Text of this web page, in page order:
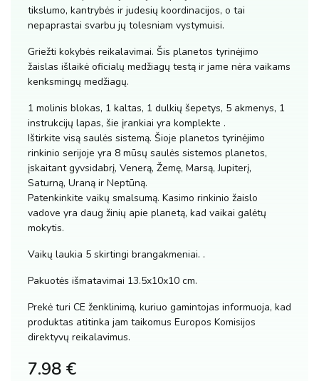
tikslumo, kantrybės ir judesių koordinacijos, o tai
nepaprastai svarbu jų tolesniam vystymuisi.
Griežti kokybės reikalavimai. Šis planetos tyrinėjimo
žaislas išlaikė oficialų medžiagų testą ir jame nėra vaikams
kenksmingų medžiagų.
1 molinis blokas, 1 kaltas, 1 dulkių šepetys, 5 akmenys, 1
instrukcijų lapas, šie įrankiai yra komplekte .
Ištirkite visą saulės sistemą. Šioje planetos tyrinėjimo
rinkinio serijoje yra 8 mūsų saulės sistemos planetos,
įskaitant gyvsidabrį, Venerą, Žemę, Marsą, Jupiterį,
Saturną, Uraną ir Neptūną.
Patenkinkite vaikų smalsumą. Kasimo rinkinio žaislo
vadove yra daug žinių apie planetą, kad vaikai galėtų
mokytis.
Vaikų laukia 5 skirtingi brangakmeniai. .
Pakuotės išmatavimai 13.5x10x10 cm.
Prekė turi CE ženklinimą, kuriuo gamintojas informuoja, kad
produktas atitinka jam taikomus Europos Komisijos
direktyvų reikalavimus.
7.98 €